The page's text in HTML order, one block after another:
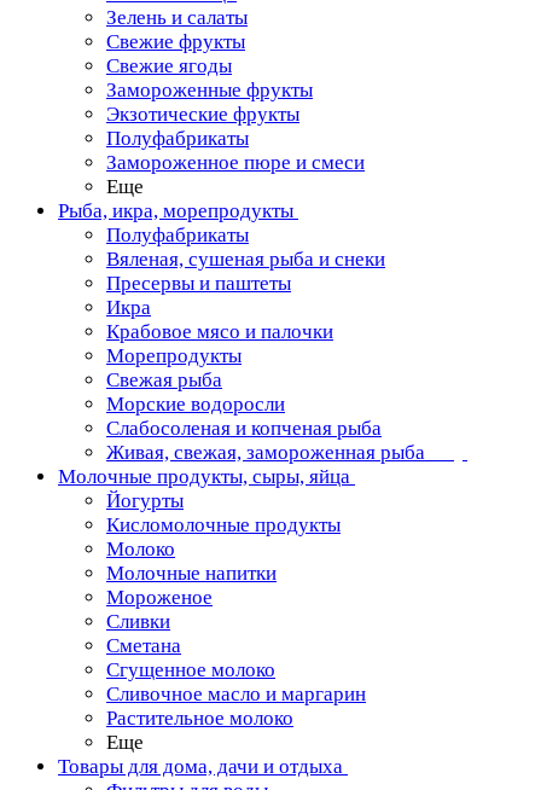
Зелень и салаты
Свежие фрукты
Свежие ягоды
Замороженные фрукты
Экзотические фрукты
Полуфабрикаты
Замороженное пюре и смеси
Еще
Рыба, икра, морепродукты
Полуфабрикаты
Вяленая, сушеная рыба и снеки
Пресервы и паштеты
Икра
Крабовое мясо и палочки
Морепродукты
Свежая рыба
Морские водоросли
Слабосоленая и копченая рыба
Живая, свежая, замороженная рыба
Молочные продукты, сыры, яйца
Йогурты
Кисломолочные продукты
Молоко
Молочные напитки
Мороженое
Сливки
Сметана
Сгущенное молоко
Сливочное масло и маргарин
Растительное молоко
Еще
Товары для дома, дачи и отдыха